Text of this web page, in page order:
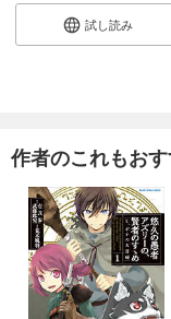
試し読み
作者のこれもお